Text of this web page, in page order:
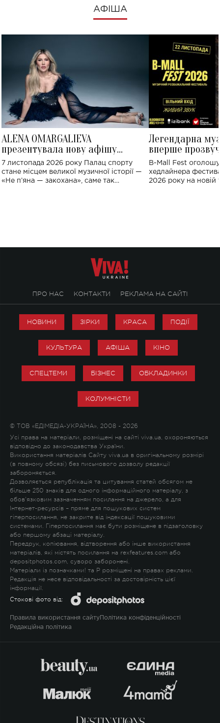
АФІША
ALENA OMARGALIEVA
презентувала нову афішу
великого концерту в Палаці
спорту
7 листопада 2026 року Палац спорту
стане місцем великої музичної історії —
«Не пʼяна — закохана», саме так
Легендарна
вперше
Україні: де
B-Mall Fest
хедлайнера
2026 року на новій
ПРО НАС КОНТАКТИ РЕКЛАМА НА САЙТІ
НОВИНИ ЗІРКИ КРАСА ПОДІЇ
КУЛЬТУРА АФІША КІНО
СПЕЦТЕМИ БІЗНЕС ОБКЛАДИНКИ
КОЛУМНІСТИ
© ТОВ «ЕДІМЕДІА-УКРАЇНА», 2008 - 2026
Усі права на матеріали, розміщені на сайті viva.ua, охороняються
відповідно до законодавства України.
Використання матеріалів Сайту viva.ua в оригінальному розмірі
(в повному обсязі) без письмового дозволу редакції
забороняється.
Дозволяється републікація та цитування статей обсягом не
більше 250 знаків для одного інформаційного матеріалу, з
обов'язковим зазначенням посилання на джерело, а для
Інтернет-ресурсів – пряме для пошукових систем
гіперпосилання, не закрите від індексації пошуковими
системами. Гіперпосилання має бути розміщене в підзаголовку
або першому абзаці матеріалу.
Передрук, копіювання, відтворення або інше використання
матеріалів, які містять посилання на rexfeatures.com або
depositphotos.com, суворо заборонені.
Матеріали із позначками! та P розміщені на правах реклами.
Редакція не несе відповідальності за достовірність цієї
інформації.
Стокові фото від:
Правила використання сайту Політика конфіденційності
Редакційна політика